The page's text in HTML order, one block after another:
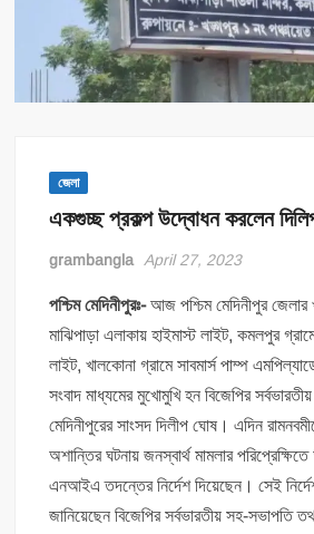
জেলা
একগুচ্ছ প্রকল্প উদ্বোধন করলেন
grambangla April 27, 2023
পশ্চিম মেদিনীপুরঃ-আজ পশ্চিম মেদিনীপুর
মাঝিপাড়া এলাকায় হাইমাস্ট লাইট, কমলপুর
লাইট, খালকোনা গ্রামে সাবমার্স পাম্প
সংবাদ মাধ্যমের মুখোমুখি হন বিজেপির
মেদিনীপুরের সাংসদ দিলীপ ঘোষ। এদিন
অশান্তির ঘটনায় জনস্বার্থ মামলার
এনআইএ তদন্তের নির্দেশ দিয়েছেন। সেই
জানিয়েছেন বিজেপির সর্বভারতীয় সহ-সভাপতি